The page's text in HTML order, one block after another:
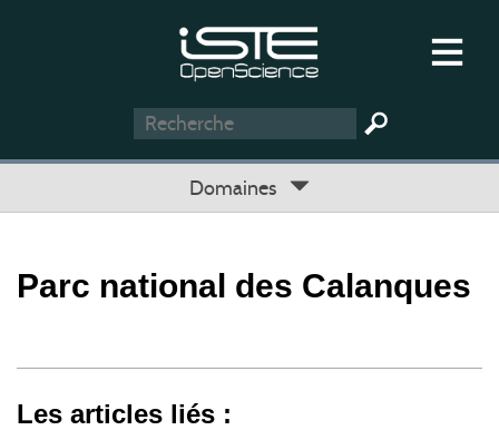
Domaines
Parc national des Calanques
Les articles liés :